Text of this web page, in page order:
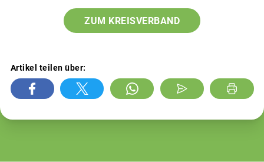
ZUM KREISVERBAND
Artikel teilen über: